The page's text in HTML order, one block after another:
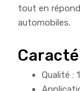
tout en
automobiles.
Qualité :